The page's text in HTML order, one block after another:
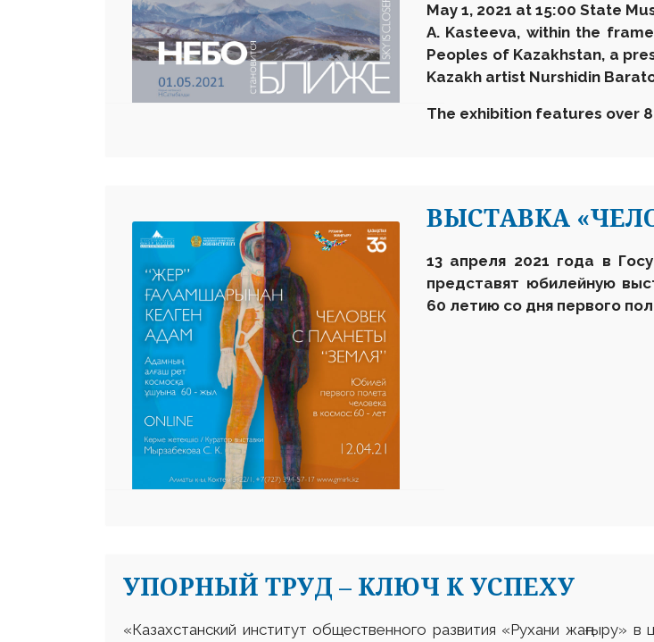
May 1, 2021 at 15:00 State
A. Kasteeva, within the
Peoples of Kazakhstan, a
Kazakh artist Nurshidin
The exhibition features over
ВЫСТАВКА
13 апреля 2021 года в
представят юбилейную
60 летию со дня первого
УПОРНЫЙ ТРУД – КЛЮЧ К УСПЕХУ
«Казахстанский институт общественного развития «Рухани